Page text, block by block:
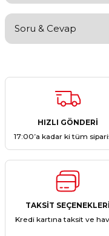
Soru & Cevap
Ürün
HIZLI GÖNDERİ
17:00’a kadar ki tüm
TAKSİT SEÇENEKLERİ
Kredi kartına taksit ve